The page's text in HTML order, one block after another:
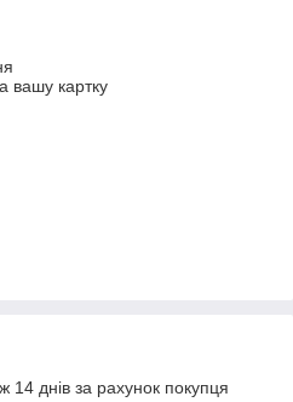
вашу картку
днів за рахунок покупця